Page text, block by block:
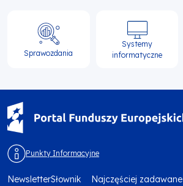
Sprawozdania
Systemy
informatyczne
Punkty Informacyjne
NewsletterSłownik
Najczęściej zadawane